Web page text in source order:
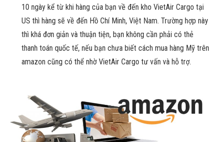
10 ngày kể từ khi hàng của bạn về đến kho VietAir Cargo tại
US thì hàng sẽ về đến Hồ Chí Minh, Việt Nam. Trường hợp này
thì khá đơn giản và thuận tiện, bạn không cần phải có thẻ
thanh toán quốc tế, nếu bạn chưa biết cách mua hàng Mỹ trên
amazon cũng có thể nhờ VietAir Cargo tư vấn và hỗ trợ.